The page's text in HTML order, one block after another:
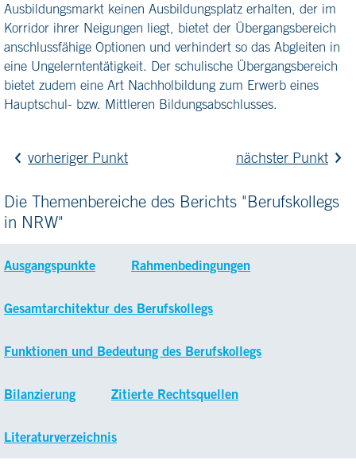
Ausbildungsmarkt keinen Ausbildungsplatz erhalten, der im
Korridor ihrer Neigungen liegt, bietet der Übergangsbereich
anschlussfähige Optionen und verhindert so das Abgleiten in
eine Ungelerntentätigkeit. Der schulische Übergangsbereich
bietet zudem eine Art Nachholbildung zum Erwerb eines
Hauptschul- bzw. Mittleren Bildungsabschlusses.
vorheriger Punkt nächster Punkt
Die Themenbereiche des Berichts "Berufskollegs
in NRW"
Ausgangspunkte Rahmenbedingungen
Gesamtarchitektur des Berufskollegs
Funktionen und Bedeutung des Berufskollegs
Bilanzierung Zitierte Rechtsquellen
Literaturverzeichnis